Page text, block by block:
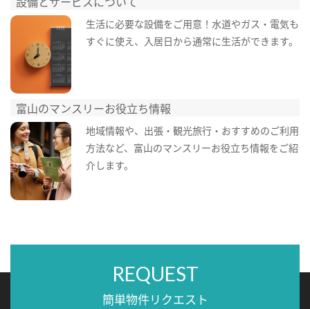
生活に必要な設備をご用意！水道やガス・電気も
すぐに使え、入居日から通常に生活ができます。
富山のマンスリーお役立ち情報
地域情報や、出張・観光旅行・おすすめのご利用
方法など、富山のマンスリーお役立ち情報をご紹
介します。
REQUEST
簡単物件リクエスト